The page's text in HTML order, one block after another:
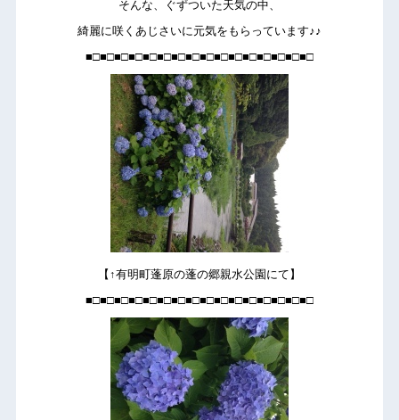
そんな、ぐずついた天気の中、
綺麗に咲くあじさいに元気をもらっています♪♪
■□■□■□■□■□■□■□■□■□■□■□■□■□■□■□■□
【↑有明町蓬原の蓬の郷親水公園にて】
■□■□■□■□■□■□■□■□■□■□■□■□■□■□■□■□